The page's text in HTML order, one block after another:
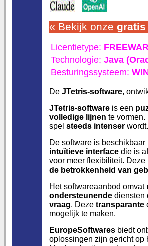
« Bekijk onze gratis
Licentietype:
Technologie: Java
Besturingssysteem:
De JTetris-software,
JTetris-software is een
volledige lijnen te
spel steeds intenser
De software is beschikbaar
intuïtieve interface die is
voor meer flexibiliteit. Deze
de betrokkenheid van
Het softwareaanbod omvat
ondersteunende diensten
vraag. Deze transparante
mogelijk te maken.
EuropeSoftwares biedt
oplossingen zijn gericht